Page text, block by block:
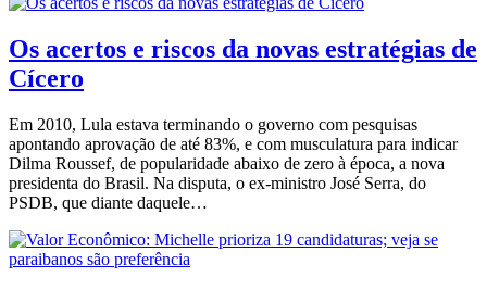
Os acertos e riscos da novas estratégias de
Cícero
Em 2010, Lula estava terminando o governo com pesquisas
apontando aprovação de até 83%, e com musculatura para indicar
Dilma Roussef, de popularidade abaixo de zero à época, a nova
presidenta do Brasil. Na disputa, o ex-ministro José Serra, do
PSDB, que diante daquele…